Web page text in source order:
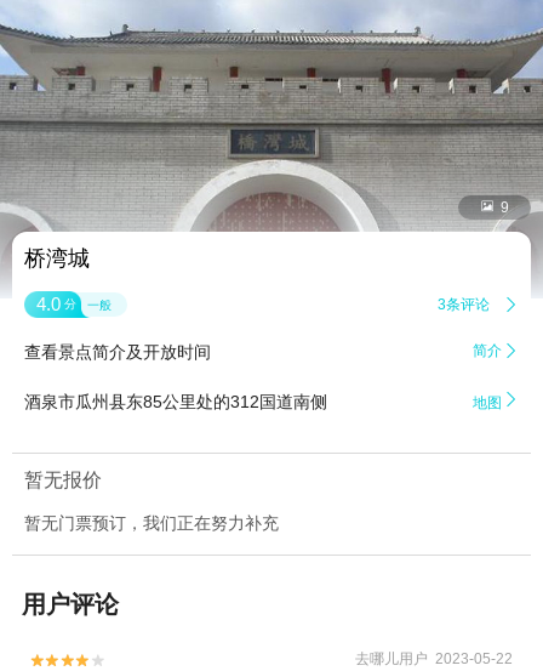
 9
桥湾城
4.0 分 一般 3条评论 
查看景点简介及开放时间 简介 
酒泉市瓜州县东85公里处的312国道南侧 地图 
暂无报价
暂无门票预订，我们正在努力补充
用户评论

 去哪儿用户 2023-05-22
